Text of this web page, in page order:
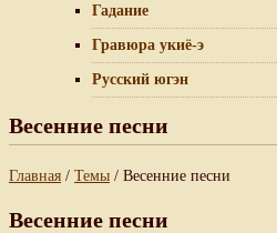
Гадание
Гравюра укиё-э
Русский югэн
Весенние песни
Главная / Темы / Весенние песни
Весенние песни